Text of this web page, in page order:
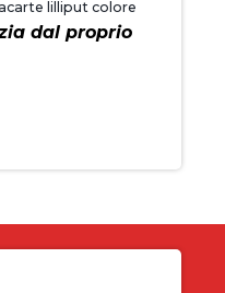
lilliput colore
dal proprio